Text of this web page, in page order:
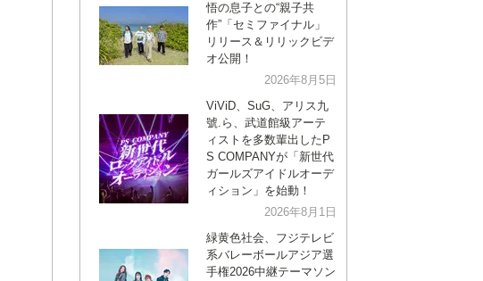
VTuber ディズニー
悟の息子との“親子共
作”「セミファイナル」
リリース＆リリックビデ
オ公開！
2026年8月5日
ViViD、SuG、アリス九
號.ら、武道館級アーテ
ィストを多数輩出したP
S COMPANYが「新世代
ガールズアイドルオーデ
ィション」を始動！
2026年8月1日
緑黄色社会、フジテレビ
系バレーボールアジア選
手権2026中継テーマソン